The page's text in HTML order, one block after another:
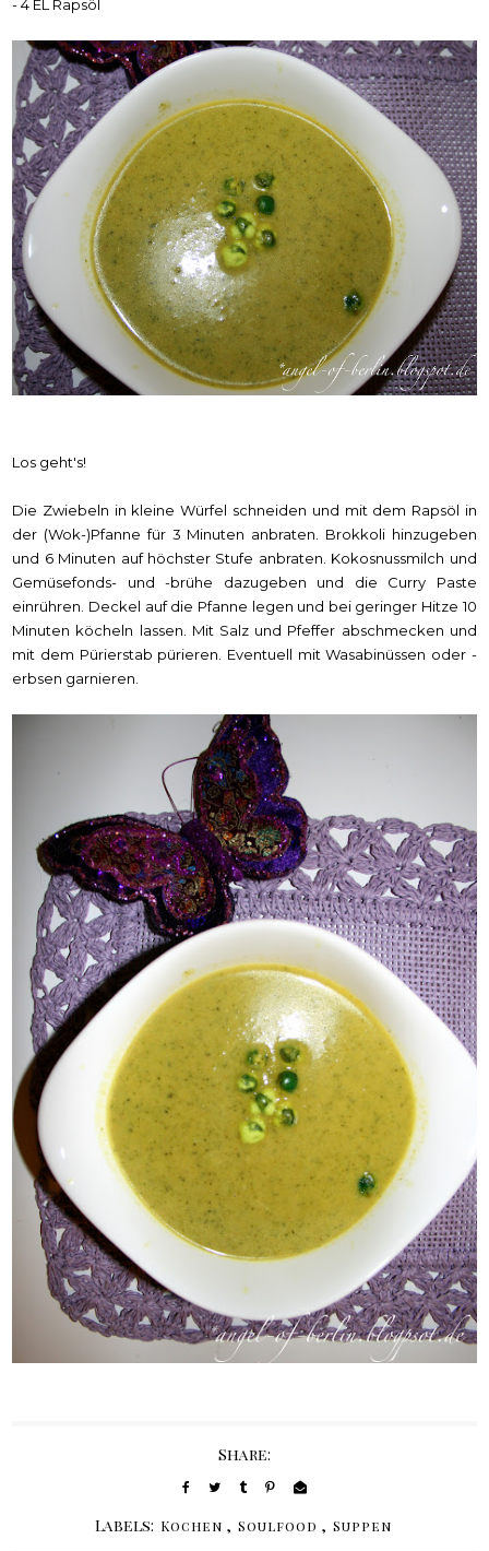
- 4 EL Rapsöl
Los geht's!
Die Zwiebeln in kleine Würfel schneiden und mit dem Rapsöl in
der (Wok-)Pfanne für 3 Minuten anbraten. Brokkoli hinzugeben
und 6 Minuten auf höchster Stufe anbraten. Kokosnussmilch und
Gemüsefonds- und -brühe dazugeben und die Curry Paste
einrühren. Deckel auf die Pfanne legen und bei geringer Hitze 10
Minuten köcheln lassen. Mit Salz und Pfeffer abschmecken und
mit dem Pürierstab pürieren. Eventuell mit Wasabinüssen oder -
erbsen garnieren.
Share:
Labels: Kochen , Soulfood , Suppen